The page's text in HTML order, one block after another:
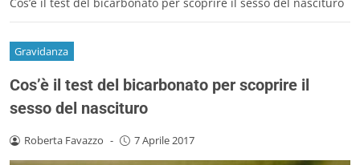
Cos’è il test del bicarbonato per scoprire il sesso del nascituro
Gravidanza
Cos’è il test del bicarbonato per scoprire il
sesso del nascituro
Roberta Favazzo - 7 Aprile 2017